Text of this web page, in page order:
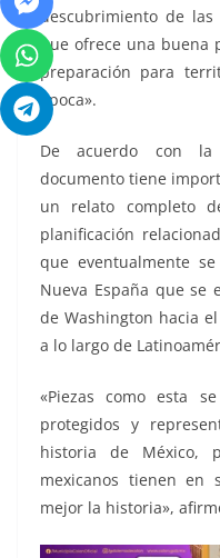
descubrimiento de
que ofrece una buena
preparación para
época».
De acuerdo con la
documento tiene
un relato completo
planificación
que eventualmente
Nueva España que se
de Washington hacia
a lo largo de
«Piezas como esta
protegidos y
historia de
mexicanos tienen en
mejor la historia»,